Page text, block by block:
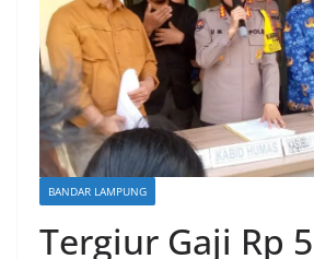
BANDAR LAMPUNG
Tergiur Gaji Rp